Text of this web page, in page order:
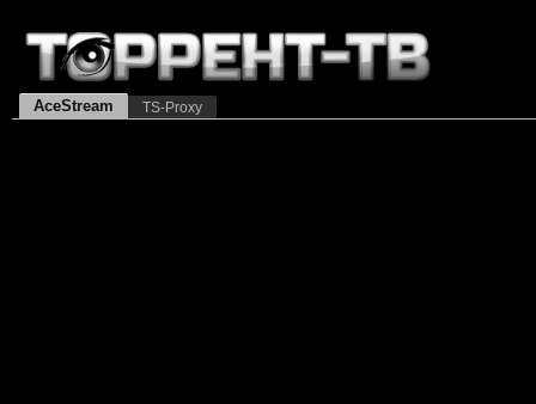
AceStream TS-Proxy